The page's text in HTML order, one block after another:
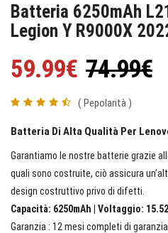
Batteria 6250mAh
Legion Y R9000X
59.99€ 74.99€
( Pepolarità )
Batteria Di Alta Qualità Per
Garantiamo le nostre batterie grazie
quali sono costruite, ciò assicura
design costruttivo privo di difetti.
Capacità: 6250mAh | Voltaggio:
Garanzia : 12 mesi completi di